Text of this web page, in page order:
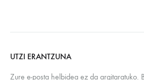
UTZI ERANTZUNA
Zure e-posta helbidea ez da argitaratuko.